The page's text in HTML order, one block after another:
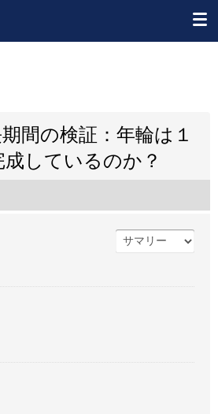
間の検証：年輪は１
しているのか？